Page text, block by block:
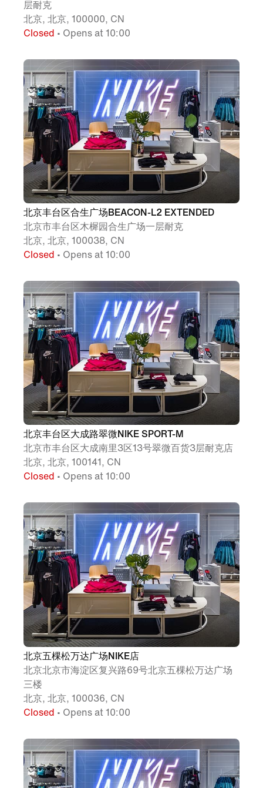
层耐克
北京, 北京, 100000, CN
Closed • Opens at 10:00
北京丰台区合生广场BEACON-L2 EXTENDED
北京市丰台区木樨园合生广场一层耐克
北京, 北京, 100038, CN
Closed • Opens at 10:00
北京丰台区大成路翠微NIKE SPORT-M
北京市丰台区大成南里3区13号翠微百货3层耐克店
北京, 北京, 100141, CN
Closed • Opens at 10:00
北京五棵松万达广场NIKE店
北京北京市海淀区复兴路69号北京五棵松万达广场
三楼
北京, 北京, 100036, CN
Closed • Opens at 10:00